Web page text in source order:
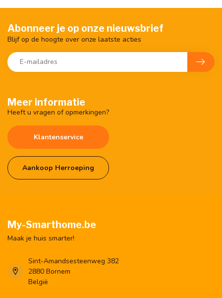
Meer informatie
Heeft u vragen of opmerkingen?
Klantenservice
Aankoop Herroeping
Abonneer je op onze nieuwsbrief
Blijf op de hoogte over onze laatste acties
My-Smarthome.be
Maak je huis smarter!
Sint-Amandsesteenweg 382
2880 Bornem
België